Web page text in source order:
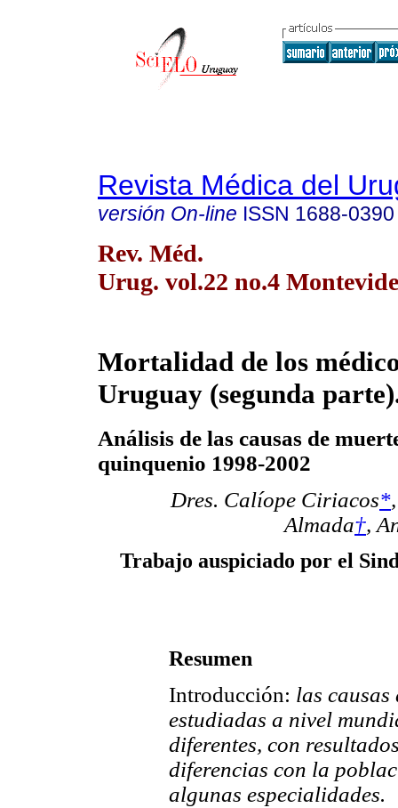
Revista Médica del
versión On-line ISSN 1688-0390
Rev. Méd.
Urug. vol.22 no.4
Mortalidad de los
Uruguay (segunda
Análisis de las causas de
quinquenio 1998-2002
Dres. Calíope Ciriacos*
Almada†,
Trabajo auspiciado por el
Resumen
Introducción: las causas
estudiadas a nivel
diferentes, con
diferencias con la
algunas especialidades.